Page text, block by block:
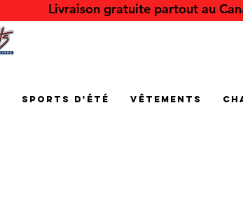
Livraison gratuite partout au
Sports d'été Vêtements